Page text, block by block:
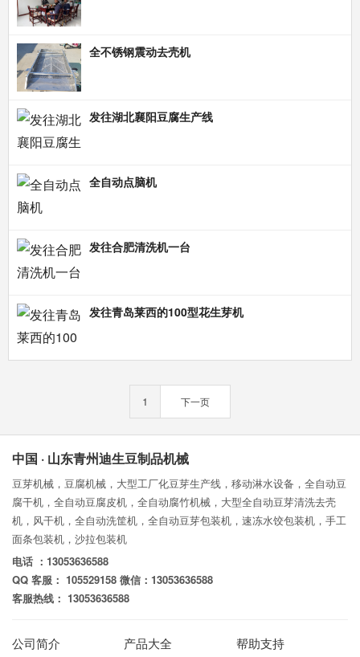
全不锈钢震动去壳机
发往湖北襄阳豆腐生产线
全自动点脑机
发往合肥清洗机一台
发往青岛莱西的100型花生芽机
1 下一页
中国 · 山东青州迪生豆制品机械
豆芽机械，豆腐机械，大型工厂化豆芽生产线，移动淋水设备，全自动豆
腐干机，全自动豆腐皮机，全自动腐竹机械，大型全自动豆芽清洗去壳
机，风干机，全自动洗筐机，全自动豆芽包装机，速冻水饺包装机，手工
面条包装机，沙拉包装机
电话 ：13053636588
QQ 客服： 105529158 微信：13053636588
客服热线： 13053636588
公司简介 产品大全 帮助支持